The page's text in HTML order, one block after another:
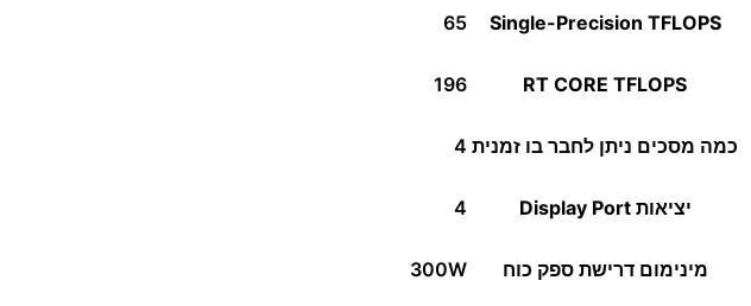
Single-Precision TFLOPS
65
RT CORE TFLOPS
196
כמה מסכים ניתן לחבר בו זמנית 4
יציאות Display Port 4
מינימום דרישת ספק כוח 300W